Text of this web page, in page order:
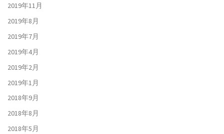
2019年11月
2019年8月
2019年7月
2019年4月
2019年2月
2019年1月
2018年9月
2018年8月
2018年5月